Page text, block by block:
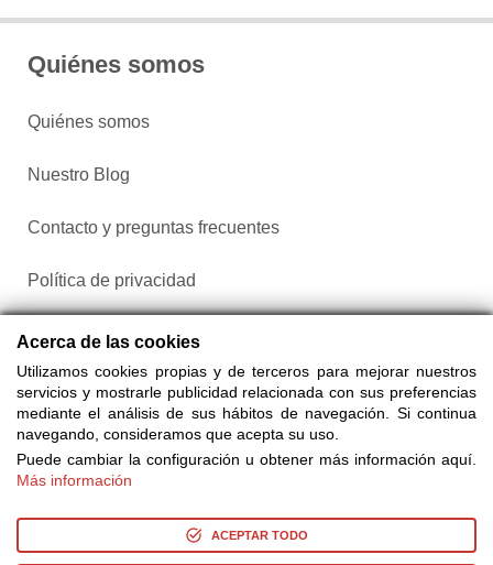
Quiénes somos
Quiénes somos
Nuestro Blog
Contacto y preguntas frecuentes
Política de privacidad
Configurar cookies
de 25 proveedores
Acerca de las cookies
Utilizamos cookies propias y de terceros para mejorar nuestros
servicios y mostrarle publicidad relacionada con sus preferencias
mediante el análisis de sus hábitos de navegación. Si continua
navegando, consideramos que acepta su uso.
Puede cambiar la configuración u obtener más información aquí.
Más información
ACEPTAR TODO